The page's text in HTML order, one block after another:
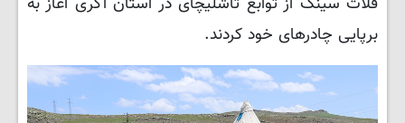
برپایی چادرهای خود کردند.